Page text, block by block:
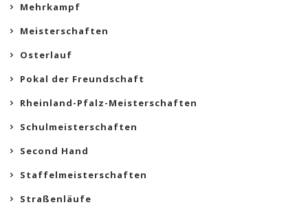
Mehrkampf
Meisterschaften
Osterlauf
Pokal der Freundschaft
Rheinland-Pfalz-Meisterschaften
Schulmeisterschaften
Second Hand
Staffelmeisterschaften
Straßenläufe